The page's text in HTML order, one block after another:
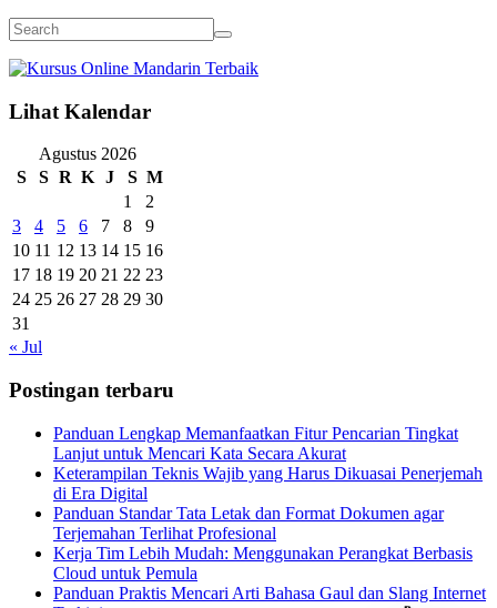
Lihat Kalendar
Agustus 2026
S
S R K J S M
1
2
3
4 5 6 7 8
9
10 11 12 13 14 15 16
17 18 19 20 21 22 23
24 25 26 27 28 29 30
31
« Jul
Postingan terbaru
Panduan Lengkap Memanfaatkan Fitur Pencarian Tingkat
Lanjut untuk Mencari Kata Secara Akurat
Keterampilan Teknis Wajib yang Harus Dikuasai Penerjemah
di Era Digital
Panduan Standar Tata Letak dan Format Dokumen agar
Terjemahan Terlihat Profesional
Kerja Tim Lebih Mudah: Menggunakan Perangkat Berbasis
Cloud untuk Pemula
Panduan Praktis Mencari Arti Bahasa Gaul dan Slang Internet